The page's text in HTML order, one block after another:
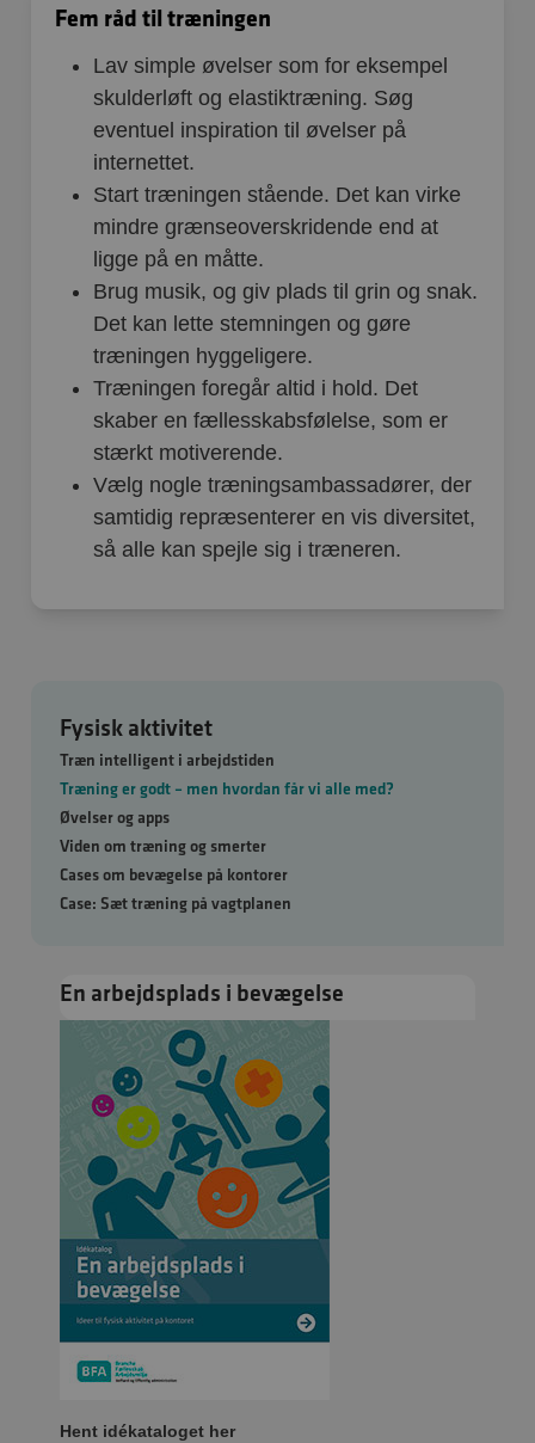
Fysisk aktivitet
Træn intelligent i arbejdstiden
Træning er godt – men hvordan får vi alle med?
Øvelser og apps
Viden om træning og smerter
Cases om bevægelse på kontorer
Case: Sæt træning på vagtplanen
En arbejdsplads i bevægelse
Hent idékataloget her
Fem råd til træningen
Lav simple øvelser som for eksempel
skulderløft og elastiktræning. Søg
eventuel inspiration til øvelser på
internettet.
Start træningen stående. Det kan virke
mindre grænseoverskridende end at
ligge på en måtte.
Brug musik, og giv plads til grin og snak.
Det kan lette stemningen og gøre
træningen hyggeligere.
Træningen foregår altid i hold. Det
skaber en fællesskabsfølelse, som er
stærkt motiverende.
Vælg nogle træningsambassadører, der
samtidig repræsenterer en vis diversitet,
så alle kan spejle sig i træneren.